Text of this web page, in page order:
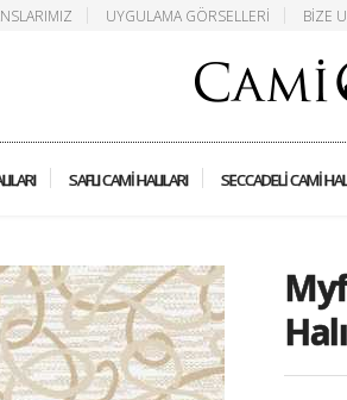
UYGULAMA GÖRSELLERI BIZE
SAFLI CAMI HALILARI SECCADELI CAMI